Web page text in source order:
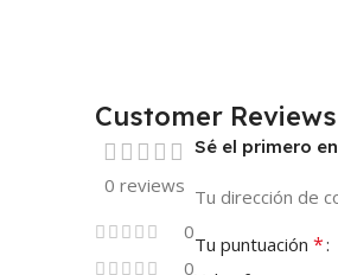
Customer Reviews
0 reviews
0
0
Sé el primero
Tu dirección de
Tu puntuación *